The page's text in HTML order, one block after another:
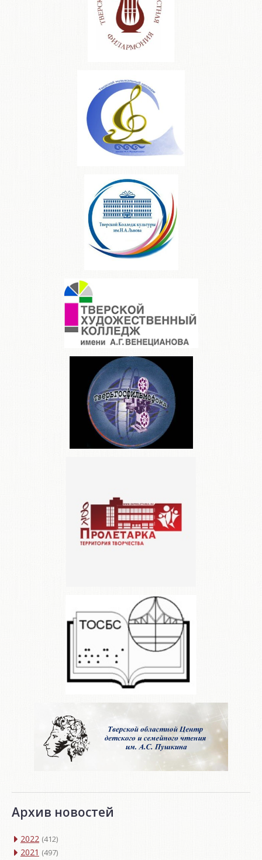
Архив новостей
2022 (412)
2021 (497)